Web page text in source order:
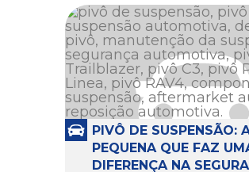
PIVÔ DE SUSPENSÃO:
PEQUENA QUE FAZ
DIFERENÇA NA